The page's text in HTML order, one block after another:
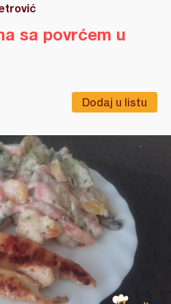
Dodaj u listu
sa povrćem u